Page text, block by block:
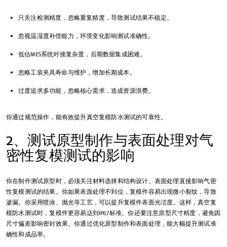
只关注检测精度，忽略重复精度，导致测试结果不稳定。
忽视温湿度补偿能力，环境变化影响测试准确性。
低估MES系统对接复杂度，后期数据集成困难。
忽略工装夹具寿命与维护，增加长期成本。
过度追求多功能，忽略核心需求，造成资源浪费。
你通过规范操作，能有效提升真空复模防水测试的可靠性。
2、测试原型制作与表面处理对气
密性复模测试的影响
你在制作测试原型时，必须关注材料选择和结构设计。表面处理直接影响气密
性复模测试的结果。你如果表面处理不到位，复模件容易出现微小裂纹，导致
渗漏。你采用喷涂、抛光等工艺，可以提升复模件表面光洁度。这样，真空复
模防水测试时，复模件更容易达到IP67标准。你还要注意原型尺寸精度，避免因
尺寸偏差影响密封效果。你通过优化原型制作和表面处理，能大幅提升测试准
确性和成品率。